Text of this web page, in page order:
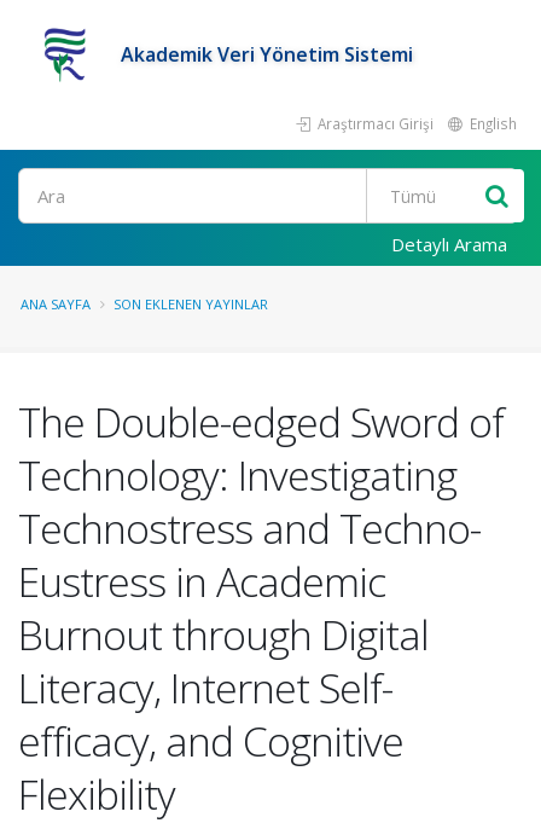
Akademik Veri Yönetim Sistemi
Araştırmacı Girişi English
Ara
Detaylı Arama
ANA SAYFA SON EKLENEN YAYINLAR
The Double-edged Sword of
Technology: Investigating
Technostress and Techno-
Eustress in Academic
Burnout through Digital
Literacy, Internet Self-
efficacy, and Cognitive
Flexibility